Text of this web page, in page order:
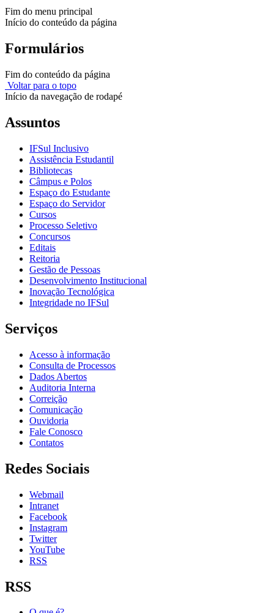
Fim do menu principal
Início do conteúdo da página
Formulários
Fim do conteúdo da página
Voltar para o topo
Início da navegação de rodapé
Assuntos
IFSul Inclusivo
Assistência Estudantil
Bibliotecas
Câmpus e Polos
Espaço do Estudante
Espaço do Servidor
Cursos
Processo Seletivo
Concursos
Editais
Reitoria
Gestão de Pessoas
Desenvolvimento Institucional
Inovação Tecnológica
Integridade no IFSul
Serviços
Acesso à informação
Consulta de Processos
Dados Abertos
Auditoria Interna
Correição
Comunicação
Ouvidoria
Fale Conosco
Contatos
Redes Sociais
Webmail
Intranet
Facebook
Instagram
Twitter
YouTube
RSS
RSS